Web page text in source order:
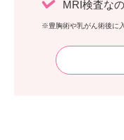
MRI検査な
※豊胸術や乳がん術後に